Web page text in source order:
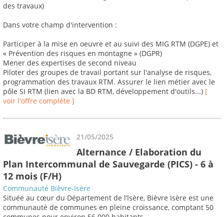
des travaux)
Dans votre champ d'intervention :
Participer à la mise en oeuvre et au suivi des MIG RTM (DGPE) et
« Prévention des risques en montagne » (DGPR)
Mener des expertises de second niveau
Piloter des groupes de travail portant sur l'analyse de risques,
programmation des travaux RTM. Assurer le lien métier avec le
pôle SI RTM (lien avec la BD RTM, développement d'outils...) [
voir l'offre complète ]
21/05/2025
Alternance / Elaboration du
Plan Intercommunal de Sauvegarde (PICS) - 6 à
12 mois (F/H)
Communauté Bièvre-Isère
Située au cœur du Département de l’Isère, Bièvre Isère est une
communauté de communes en pleine croissance, comptant 50